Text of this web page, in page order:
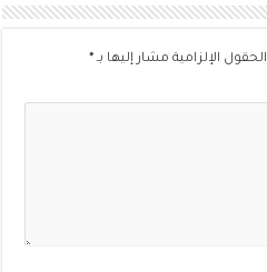
الحقول الإلزامية مشار إليها بـ*